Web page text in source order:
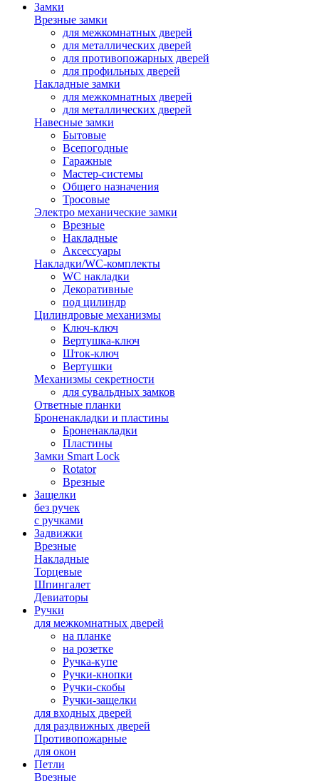
Замки
Врезные замки
для межкомнатных дверей
для металлических дверей
для противопожарных дверей
для профильных дверей
Накладные замки
для межкомнатных дверей
для металлических дверей
Навесные замки
Бытовые
Всепогодные
Гаражные
Мастер-системы
Общего назначения
Тросовые
Электро механические замки
Врезные
Накладные
Аксессуары
Накладки/WC-комплекты
WC накладки
Декоративные
под цилиндр
Цилиндровые механизмы
Ключ-ключ
Вертушка-ключ
Шток-ключ
Вертушки
Механизмы секретности
для сувальдных замков
Ответные планки
Броненакладки и пластины
Броненакладки
Пластины
Замки Smart Lock
Rotator
Врезные
Защелки
без ручек
с ручками
Задвижки
Врезные
Накладные
Торцевые
Шпингалет
Девиаторы
Ручки
для межкомнатных дверей
на планке
на розетке
Ручка-купе
Ручки-кнопки
Ручки-скобы
Ручки-защелки
для входных дверей
для раздвижных дверей
Противопожарные
для окон
Петли
Врезные